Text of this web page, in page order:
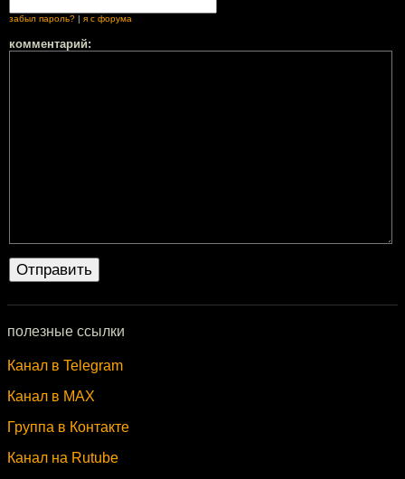
забыл пароль? я с форума
комментарий:
полезные ссылки
Канал в Telegram
Канал в MAX
Группа в Контакте
Канал на Rutube